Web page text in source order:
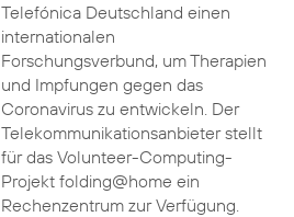
Telefónica Deutschland einen
internationalen
Forschungsverbund, um Therapien
und Impfungen gegen das
Coronavirus zu entwickeln. Der
Telekommunikationsanbieter stellt
für das Volunteer-Computing-
Projekt folding@home ein
Rechenzentrum zur Verfügung.